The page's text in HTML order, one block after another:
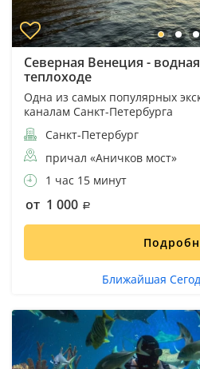
Северная Венеция -
теплоходе
Одна из самых популярных
каналам Санкт-Петербурга
Санкт-Петербург
причал «Аничков мост»
1 час 15 минут
от 1 000
Ближайшая